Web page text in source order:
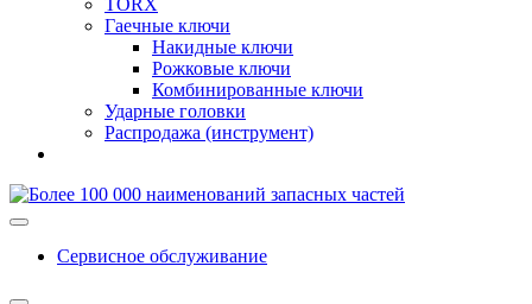
TORX
Гаечные ключи
Накидные ключи
Рожковые ключи
Комбинированные ключи
Ударные головки
Распродажа (инструмент)
Сервисное обслуживание